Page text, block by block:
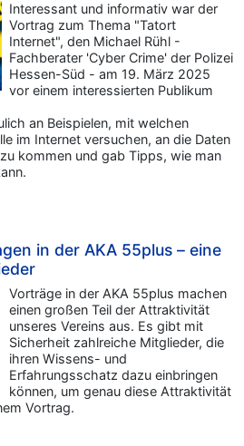
Interessant und informativ war der
Vortrag zum Thema "Tatort
Internet", den Michael Rühl -
Fachberater 'Cyber Crime' der Polizei
Hessen-Süd - am 19. März 2025
vor einem interessierten Publikum
an Beispielen, mit welchen
im Internet versuchen, an die Daten
kommen und gab Tipps, wie man
in der AKA 55plus – eine
Vorträge in der AKA 55plus machen
einen großen Teil der Attraktivität
unseres Vereins aus. Es gibt mit
Sicherheit zahlreiche Mitglieder, die
ihren Wissens- und
Erfahrungsschatz dazu einbringen
können, um genau diese Attraktivität
Vortrag.